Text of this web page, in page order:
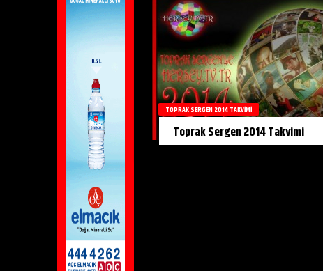
TOPRAK SERGEN 2014 TAKVIMI
Toprak Sergen 2014 Takvimi